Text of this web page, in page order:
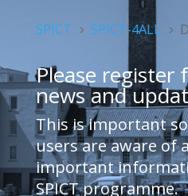
SPICT 5 SPICT-4ALL 5
Please register
news and
This is important
users are aware of
important
SPICT programme.